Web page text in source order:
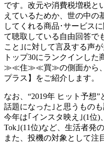
です。改元や消費税増税と
えているためか、世の中の
してくれる商品･サービス
て聴取している自由回答で
こと｣に対して言及する声
トップ30にランクインし
≫≪住≫≪買≫の側面から、
プラス】をご紹介します。
なお、“2019年 ヒット予想
話題になった｣と思うものも
今年は｢インスタ映え｣(1位)
Tok｣(11位)など、生活者発
また、投機の対象として注